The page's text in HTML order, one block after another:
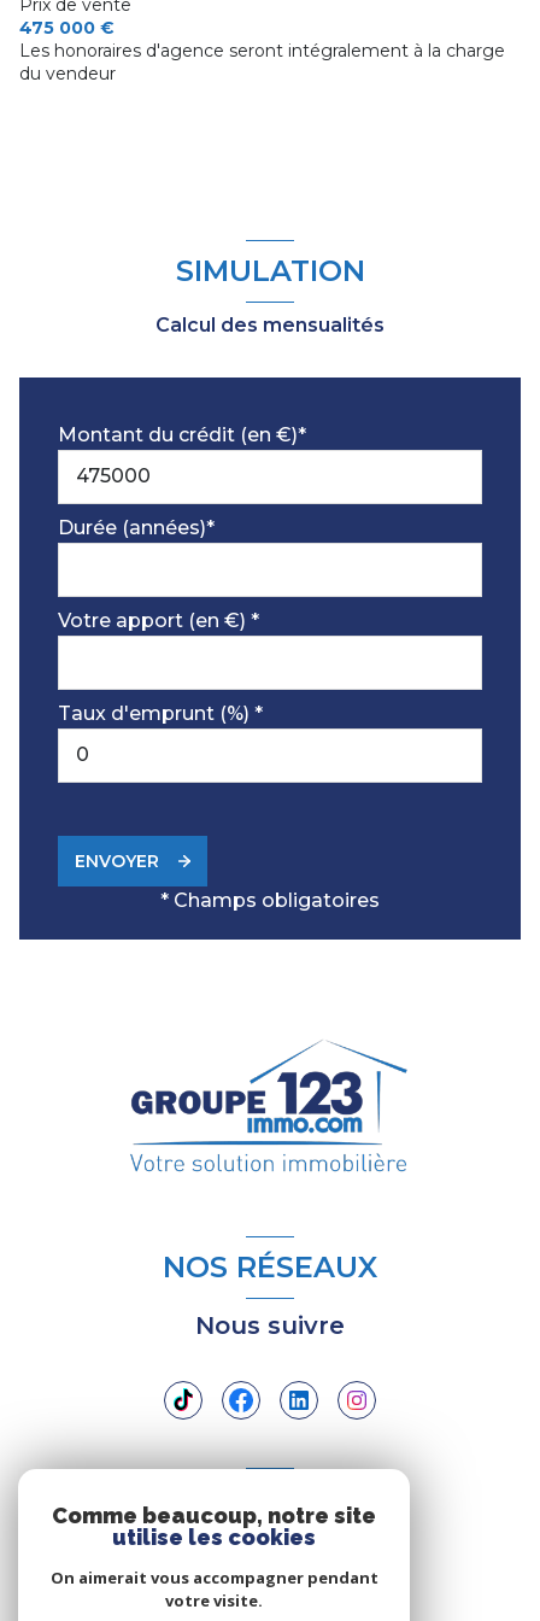
475 000 €
Les honoraires d'agence seront intégralement à la charge
du vendeur
SIMULATION
Calcul des mensualités
Montant du crédit (en €)*
Durée (années)*
Votre apport (en €) *
Taux d'emprunt (%) *
ENVOYER
* Champs obligatoires
NOS RÉSEAUX
Nous suivre
ADHÉRENTS
Comme beaucoup, notre site
utilise les cookies
On aimerait vous accompagner pendant
votre visite.